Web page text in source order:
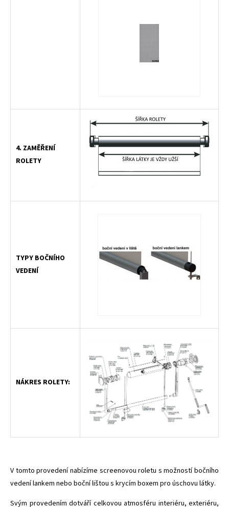
4. ZAMĚŘENÍ
ROLETY
TYPY BOČNÍHO
VEDENÍ
NÁKRES ROLETY:
V tomto provedení nabízíme screenovou roletu s možností bočního
vedení lankem nebo boční lištou s krycím boxem pro úschovu látky.
Svým provedením dotváří celkovou atmosféru interiéru, exteriéru,